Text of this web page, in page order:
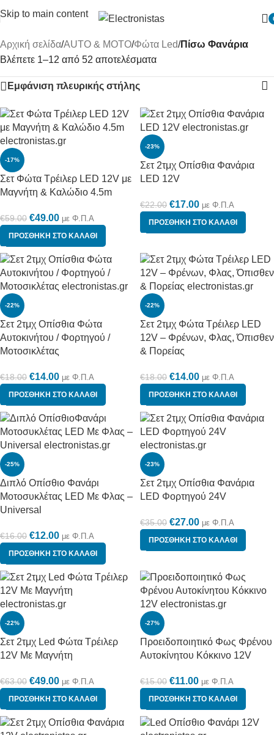
Skip to main content
Αρχική σελίδα/AUTO & MOTO/Φώτα Led/Πίσω Φανάρια
Βλέπετε 1–12 από 52 αποτελέσματα
Εμφάνιση πλευρικής στήλης
-17%
Σετ Φώτα Τρέιλερ LED 12V με
Μαγνήτη & Καλώδιο 4.5m
€59.00 €49.00 με Φ.Π.Α
ΠΡΟΣΘΉΚΗ ΣΤΟ ΚΑΛΆΘΙ
-23%
Σετ 2τμχ Οπίσθια Φανάρια
LED 12V
€22.00 €17.00 με Φ.Π.Α
ΠΡΟΣΘΉΚΗ ΣΤΟ ΚΑΛΆΘΙ
-22%
Σετ 2τμχ Οπίσθια Φώτα
Αυτοκινήτου / Φορτηγού /
Μοτοσικλέτας
€18.00 €14.00 με Φ.Π.Α
ΠΡΟΣΘΉΚΗ ΣΤΟ ΚΑΛΆΘΙ
-22%
Σετ 2τμχ Φώτα Τρέιλερ LED
12V – Φρένων, Φλας, Όπισθεν
& Πορείας
€18.00 €14.00 με Φ.Π.Α
ΠΡΟΣΘΉΚΗ ΣΤΟ ΚΑΛΆΘΙ
-25%
Διπλό Οπίσθιο Φανάρι
Μοτοσυκλέτας LED Mε Φλας –
Universal
€16.00 €12.00 με Φ.Π.Α
ΠΡΟΣΘΉΚΗ ΣΤΟ ΚΑΛΆΘΙ
-23%
Σετ 2τμχ Οπίσθια Φανάρια
LED Φορτηγού 24V
€35.00 €27.00 με Φ.Π.Α
ΠΡΟΣΘΉΚΗ ΣΤΟ ΚΑΛΆΘΙ
-22%
Σετ 2τμχ Led Φώτα Τρέιλερ
12V Με Μαγνήτη
€63.00 €49.00 με Φ.Π.Α
ΠΡΟΣΘΉΚΗ ΣΤΟ ΚΑΛΆΘΙ
-27%
Προειδοποιητικό Φως Φρένου
Αυτοκίνητου Κόκκινο 12V
€15.00 €11.00 με Φ.Π.Α
ΠΡΟΣΘΉΚΗ ΣΤΟ ΚΑΛΆΘΙ